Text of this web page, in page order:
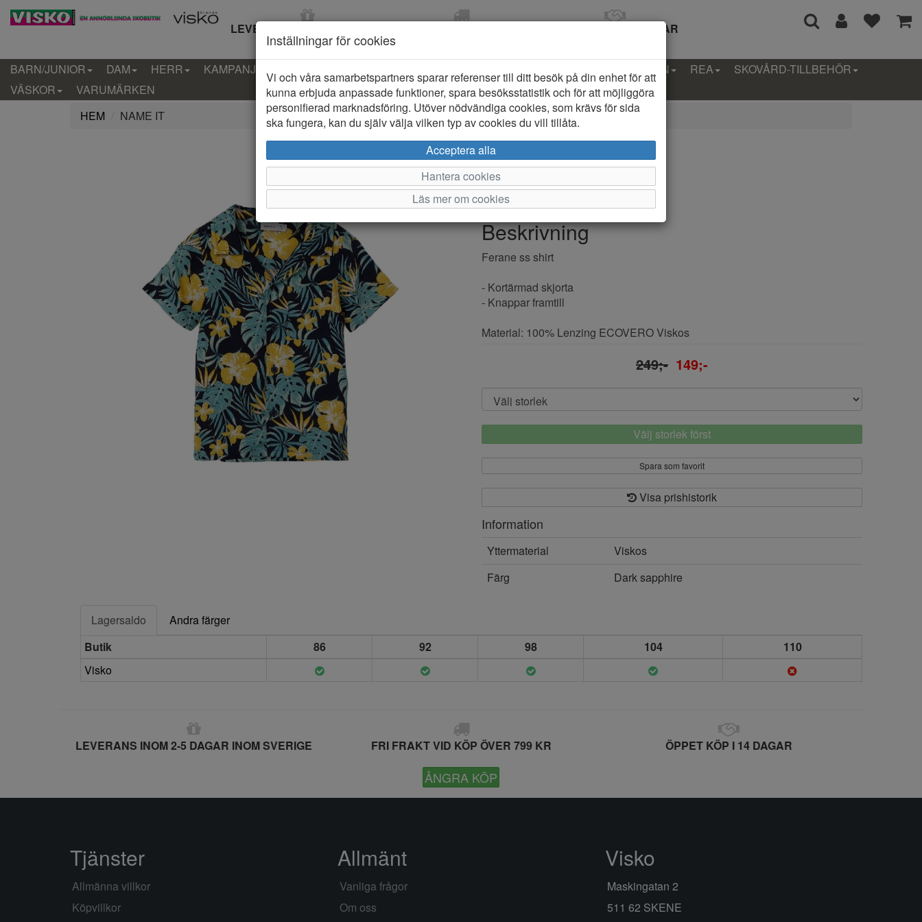
LEVERANS INOM 2-5 DAGAR ÖPPET KÖP I 14 DAGAR
BARN/JUNIOR DAM HERR KAMPANJ KLÄDER-BARN PROVKOLLEKTION REA
SKOVÅRD-TILLBEHÖR
VÄSKOR
VARUMÄRKEN
HEM
NAME IT
Name it Ferane
Varumärke: Name it
Artikelnummer: 2411076
Beskrivning
Ferane ss shirt
- Kortärmad skjorta
- Knappar framtill
Material: 100% Lenzing ECOVERO Viskos
249;- 149;-
Välj storlek först
Spara som favorit
Visa prishistorik
Information
Yttermaterial
Viskos
Färg
Dark sapphire
Lagersaldo
Andra färger
Butik
86 92 98 104
110
Visko
LEVERANS INOM 2-5 DAGAR INOM SVERIGE FRI FRAKT VID KÖP ÖVER 799 KR ÖPPET KÖP I 14 DAGAR
ÅNGRA KÖP
Inställningar för cookies
Vi och våra samarbetspartners sparar referenser till ditt besök på din enhet för att
kunna erbjuda anpassade funktioner, spara besöksstatistik och för att möjliggöra
personifierad marknadsföring. Utöver nödvändiga cookies, som krävs för sida
ska fungera, kan du själv välja vilken typ av cookies du vill tillåta.
Acceptera alla
Hantera cookies
Läs mer om cookies
Tjänster
Allmänna villkor
Köpvillkor
Allmänt
Vanliga frågor
Om oss
Visko
Maskingatan 2
511 62 SKENE